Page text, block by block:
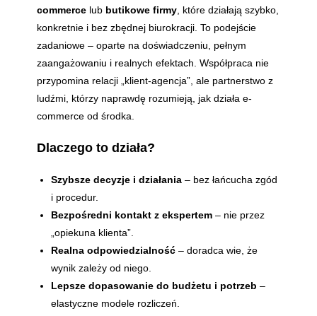
commerce lub butikowe firmy, które działają szybko,
konkretnie i bez zbędnej biurokracji. To podejście
zadaniowe – oparte na doświadczeniu, pełnym
zaangażowaniu i realnych efektach. Współpraca nie
przypomina relacji „klient-agencja”, ale partnerstwo z
ludźmi, którzy naprawdę rozumieją, jak działa e-
commerce od środka.
Dlaczego to działa?
Szybsze decyzje i działania – bez łańcucha zgód
i procedur.
Bezpośredni kontakt z ekspertem – nie przez
„opiekuna klienta”.
Realna odpowiedzialność – doradca wie, że
wynik zależy od niego.
Lepsze dopasowanie do budżetu i potrzeb –
elastyczne modele rozliczeń.